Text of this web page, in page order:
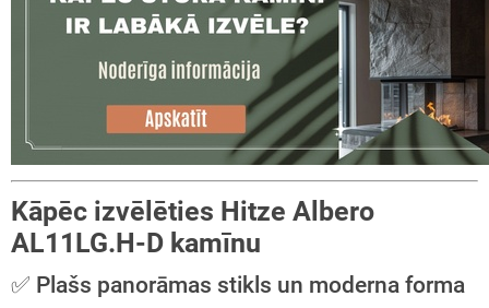
Kāpēc izvēlēties Hitze Albero
AL11LG.H-D kamīnu
✅ Plašs panorāmas stikls un moderna forma